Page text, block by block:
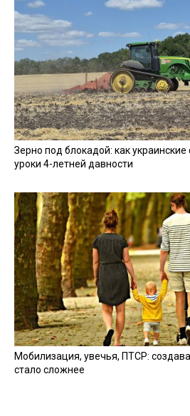
Зерно под блокадой: как
уроки 4-летней давности
Мобилизация, увечья, ПТСР:
стало сложнее